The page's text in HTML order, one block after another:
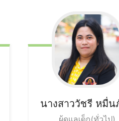
นางสาววัชรี หมื่น